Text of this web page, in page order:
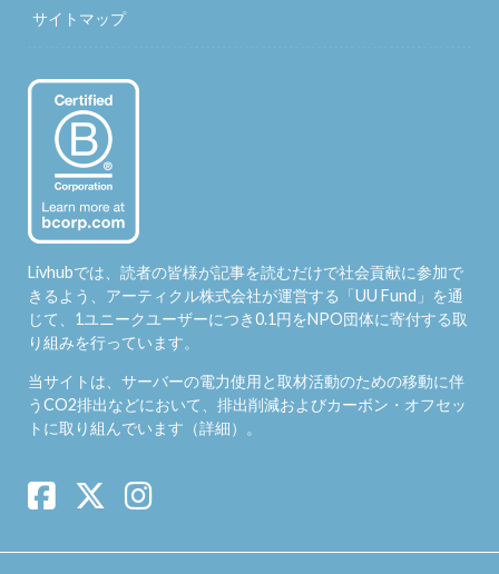
サイトマップ
Livhubでは、読者の皆様が記事を読むだけで社会貢献に参加で
きるよう、アーティクル株式会社が運営する「UU Fund 」を通
じて、1ユニークユーザーにつき0.1円をNPO団体に寄付する取
り組みを行っています。
当サイトは、サーバーの電力使用と取材活動のための移動に伴
うCO2排出などにおいて、排出削減およびカーボン・オフセッ
トに取り組んでいます（詳細）。